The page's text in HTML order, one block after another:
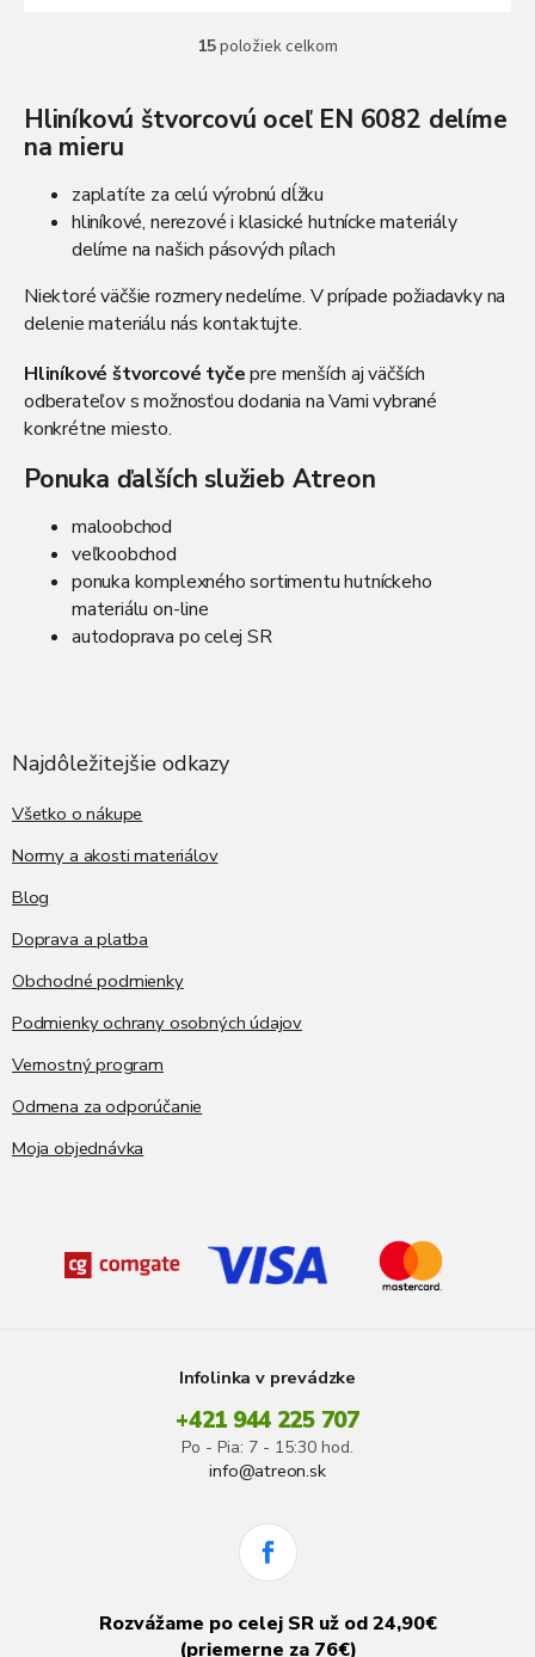
O
á
c
i
e
p
r
v
k
v
ý
s
u
15položiek celkom
Hliníkovú štvorcovú oceľ EN 6082 delíme
na mieru
zaplatíte za celú výrobnú dĺžku
hliníkové, nerezové i klasické hutnícke materiály
delíme na našich pásových pílach
Niektoré väčšie rozmery nedelíme. V prípade požiadavky na
delenie materiálu nás kontaktujte.
Hliníkové štvorcové tyčepre menších aj väčších
odberateľov s možnosťou dodania na Vami vybrané
konkrétne miesto.
Ponuka ďalších služieb Atreon
maloobchod
veľkoobchod
ponuka komplexného sortimentu hutníckeho
materiálu on-line
autodoprava po celej SR
Najdôležitejšie odkazy
Všetko o nákupe
Normy a akosti materiálov
Blog
Doprava a platba
Obchodné podmienky
Podmienky ochrany osobných údajov
Vernostný program
Odmena za odporúčanie
Moja objednávka
Infolinka v prevádzke
+421 944 225 707
Po - Pia: 7 - 15:30 hod.
info@atreon.sk
Rozvážame po celej SR už od 24,90€
(priemerne za 76€)